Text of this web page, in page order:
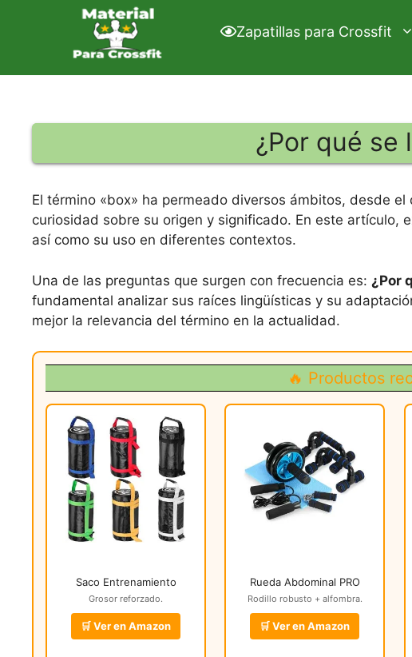
Zapatillas para Crossfit
¿Por qué se
El término «box» ha permeado diversos ámbitos, desde
curiosidad sobre su origen y significado. En este artículo,
así como su uso en diferentes contextos.
Una de las preguntas que surgen con frecuencia es: ¿Por
fundamental analizar sus raíces lingüísticas y su
mejor la relevancia del término en la actualidad.
🔥 Productos
Saco Entrenamiento
Grosor reforzado.
🛒 Ver en Amazon
Rueda Abdominal PRO
Rodillo robusto + alfombra.
🛒 Ver en Amazon